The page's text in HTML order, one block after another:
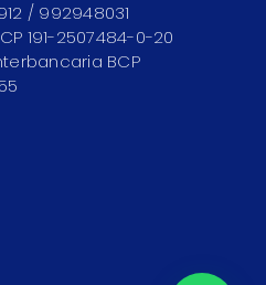
/ 992948031
191-2507484-0-20
BCP